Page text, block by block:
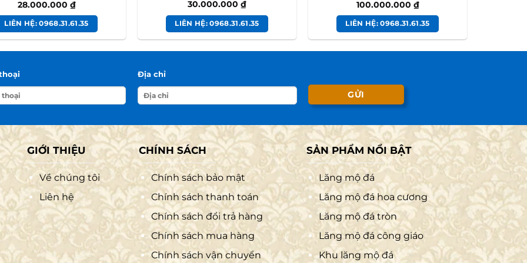
28.000.000 ₫
LIÊN HỆ: 0968.31.61.35
30.000.000 ₫
LIÊN HỆ: 0968.31.61.35
100.000.000 ₫
LIÊN HỆ: 0968.31.61.35
Địa chỉ
GIỚI THIỆU
Về chúng tôi
Liên hệ
CHÍNH SÁCH
Chính sách bảo mật
Chính sách thanh toán
Chính sách đổi trả hàng
Chính sách mua hàng
Chính sách vận chuyển
SẢN PHẨM NỔI BẬT
Lăng mộ đá
Lăng mộ đá hoa cương
Lăng mộ đá tròn
Lăng mộ đá công giáo
Khu lăng mộ đá